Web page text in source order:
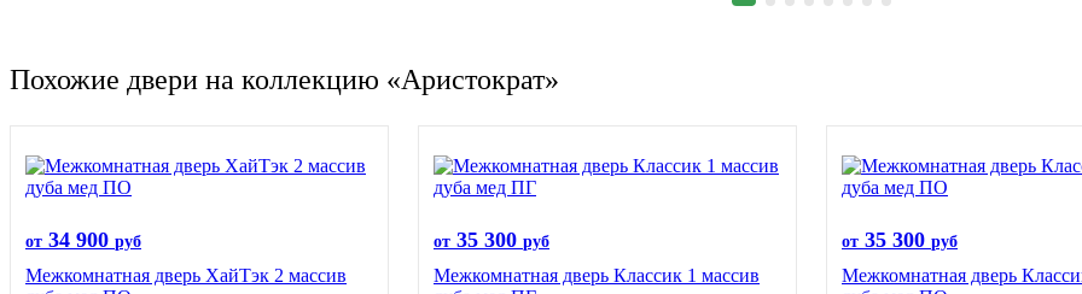
Похожие двери на коллекцию «Аристократ»
от 34 900 руб
Межкомнатная дверь ХайТэк 2 массив
от 35 300 руб
Межкомнатная дверь Классик 1 массив
от 35 300 руб
Межкомнатная дверь